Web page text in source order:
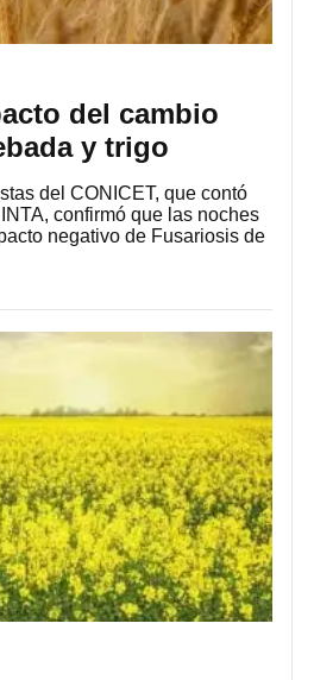
del cambio
y trigo
del CONICET, que contó
confirmó que las noches
negativo de Fusariosis de